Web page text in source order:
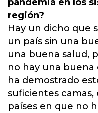
pandemia en los
región?
Hay un dicho que
un país sin una
una buena salud,
no hay una buena
ha demostrado
suficientes
países en que no